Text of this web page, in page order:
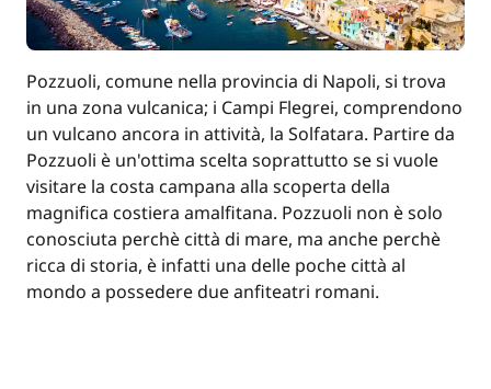
Pozzuoli, comune nella provincia di Napoli, si trova
in una zona vulcanica; i Campi Flegrei, comprendono
un vulcano ancora in attività, la Solfatara. Partire da
Pozzuoli è un'ottima scelta soprattutto se si vuole
visitare la costa campana alla scoperta della
magnifica costiera amalfitana. Pozzuoli non è solo
conosciuta perchè città di mare, ma anche perchè
ricca di storia, è infatti una delle poche città al
mondo a possedere due anfiteatri romani.